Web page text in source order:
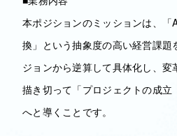
本ポジションのミッションは、「
換」という抽象度の高い経営課題
ジョンから逆算して具体化し、変
描き切って「プロジェクトの成立
へと導くことです。